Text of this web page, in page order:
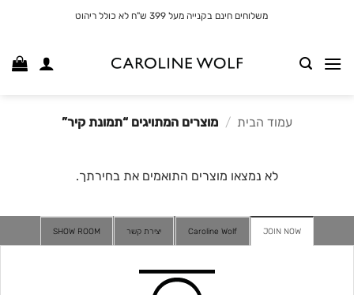
משלוחים חינם בקנייה מעל 399 ש"ח לא כולל ריהוט
עמוד הבית / מוצרים המתויגים “תמונת קיר”
לא נמצאו מוצרים התואמים את בחירתך.
JOIN NOW
Caroline Wolf יצירת קשר SHOW ROOM